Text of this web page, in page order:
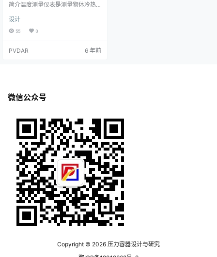
简介温度测量仪表是测量物体冷热
度测量仪表，是意大利人伽利略于1
592年创造的。它是一个带细长颈的
气，酒面就上升到细颈内。当外界
布置一般有如下要求：1：温度测量
设计
55 0
PVDAR 6 年前
微信公众号
Copyright © 2026 压力容器设计与研究